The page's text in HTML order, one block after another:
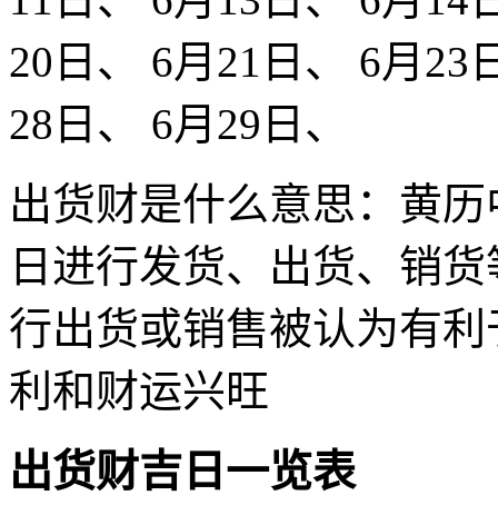
20日、 6月21日、 6月23
28日、 6月29日、
出货财是什么意思：黄
日进行发货、出货、销
行出货或销售被认为有
利和财运兴旺
出货财吉日一览表